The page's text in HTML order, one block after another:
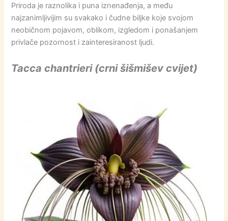
Priroda je raznolika i puna iznenađenja, a među
najzanimljivijim su svakako i čudne biljke koje svojom
neobičnom pojavom, oblikom, izgledom i ponašanjem
privlače pozornost i zainteresiranost ljudi.
Tacca chantrieri (crni šišmišev cvijet)